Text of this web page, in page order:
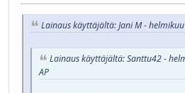
Lainaus käyttäjältä: Jani M -
Lainaus käyttäjältä: Santtu42 -
AP